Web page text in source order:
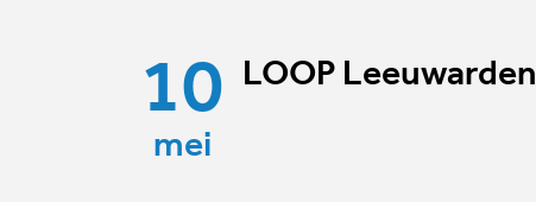
10
mei
LOOP Leeuwarden